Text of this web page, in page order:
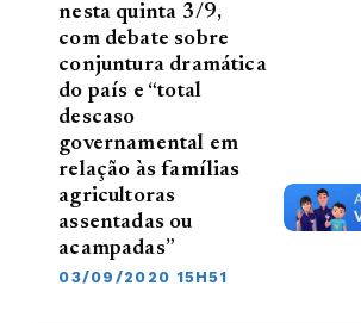
nesta quinta 3/9,
com debate sobre
conjuntura dramática
do país e “total
descaso
governamental em
relação às famílias
agricultoras
assentadas ou
acampadas”
03/09/2020 15H51